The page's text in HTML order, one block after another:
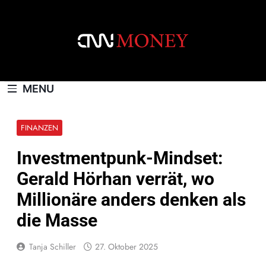
MENU
FINANZEN
Investmentpunk-Mindset:
Gerald Hörhan verrät, wo
Millionäre anders denken als
die Masse
Tanja Schiller 27. Oktober 2025